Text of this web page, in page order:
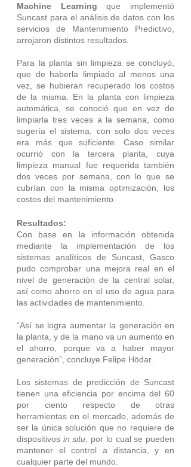
Machine Learning que implementó
Suncast para el análisis de datos con los
servicios de Mantenimiento Predictivo,
arrojaron distintos resultados.
Para la planta sin limpieza se concluyó,
que de haberla limpiado al menos una
vez, se hubieran recuperado los costos
de la misma. En la planta con limpieza
automática, se conoció que en vez de
limpiarla tres veces a la semana, como
sugería el sistema, con solo dos veces
era más que suficiente. Caso similar
ocurrió con la tercera planta, cuya
limpieza manual fue requerida también
dos veces por semana, con lo que se
cubrían con la misma optimización, los
costos del mantenimiento.
Resultados:
Con base en la información obtenida
mediante la implementación de los
sistemas analíticos de Suncast, Gasco
pudo comprobar una mejora real en el
nivel de generación de la central solar,
así como ahorro en el uso de agua para
las actividades de mantenimiento.
“Así se logra aumentar la generación en
la planta, y de la mano va un aumento en
el ahorro, porque va a haber mayor
generación”, concluye Felipe Hödar.
Los sistemas de predicción de Suncast
tienen una eficiencia por encima del 60
por ciento respecto de otras
herramientas en el mercado, además de
ser la única solución que no requiere de
dispositivos in situ , por lo cual se pueden
mantener el control a distancia, y en
cualquier parte del mundo.